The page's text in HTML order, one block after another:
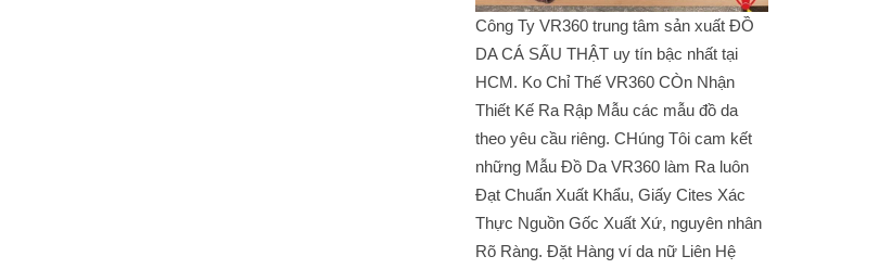
Công Ty VR360 trung tâm sản xuất ĐỒ
DA CÁ SẤU THẬT uy tín bậc nhất tại
HCM. Ko Chỉ Thế VR360 CÒn Nhận
Thiết Kế Ra Rập Mẫu các mẫu đồ da
theo yêu cầu riêng. CHúng Tôi cam kết
những Mẫu Đồ Da VR360 làm Ra luôn
Đạt Chuẩn Xuất Khẩu, Giấy Cites Xác
Thực Nguồn Gốc Xuất Xứ, nguyên nhân
Rõ Ràng. Đặt Hàng ví da nữ Liên Hệ